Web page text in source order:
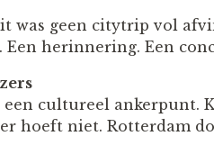
was geen citytrip vol
Een herinnering. Een
een cultureel ankerpunt.
hoeft niet. Rotterdam